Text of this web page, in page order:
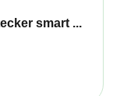
smart ...